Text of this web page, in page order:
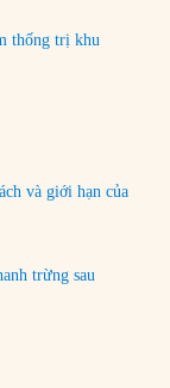
thống trị khu
và giới hạn của
trừng sau